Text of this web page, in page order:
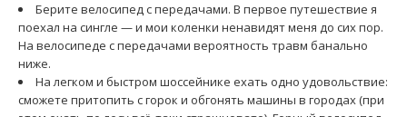
Берите велосипед с передачами. В первое путешествие я
поехал на сингле — и мои коленки ненавидят меня до сих пор.
На велосипеде с передачами вероятность травм банально
ниже.
На легком и быстром шоссейнике ехать одно удовольствие:
сможете притопить с горок и обгонять машины в городах (при